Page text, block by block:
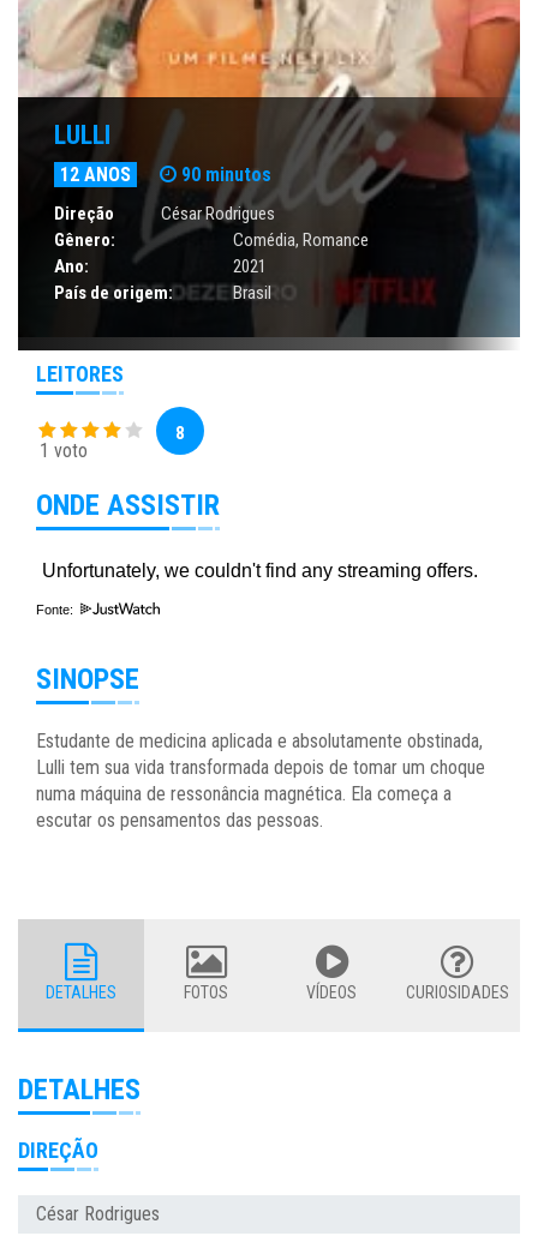
LULLI
12 ANOS 90 minutos
Direção
César Rodrigues
Gênero:
Comédia, Romance
Ano:
2021
País de origem:
Brasil
LEITORES
1 voto
8
ONDE ASSISTIR
Fonte:
SINOPSE
Estudante de medicina aplicada e absolutamente obstinada,
Lulli tem sua vida transformada depois de tomar um choque
numa máquina de ressonância magnética. Ela começa a
escutar os pensamentos das pessoas.
DETALHES FOTOS VÍDEOS CURIOSIDADES
DETALHES
DIREÇÃO
César Rodrigues